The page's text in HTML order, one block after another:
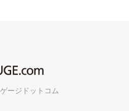
ージドットコム